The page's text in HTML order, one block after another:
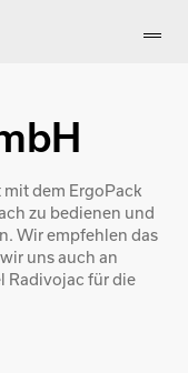
dem ErgoPack
zu bedienen und
Wir empfehlen das
uns auch an
Radivojac für die